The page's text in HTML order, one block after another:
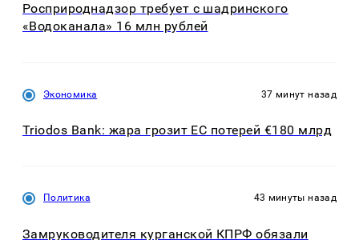
Росприроднадзор требует с шадринского
«Водоканала» 16 млн рублей
Экономика 37 минут назад
Triodos Bank: жара грозит ЕС потерей €180 млрд
Политика 43 минуты назад
Замруководителя курганской КПРФ обязали